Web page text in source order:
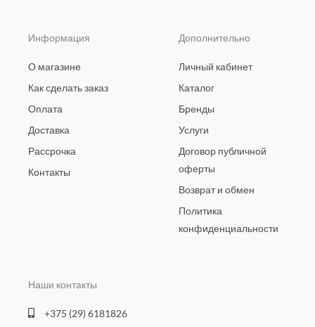
Информация
О магазине
Как сделать заказ
Оплата
Доставка
Рассрочка
Контакты
Дополнительно
Личный кабинет
Каталог
Бренды
Услуги
Договор публичной
оферты
Возврат и обмен
Политика
конфиденциальности
Наши контакты
+375 (29) 6181826